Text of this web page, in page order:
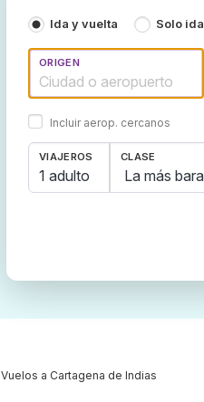
Ida y vuelta Solo ida
ORIGEN
Incluir aerop. cercanos
VIAJEROS
1 adulto
CLASE
Vuelos a Cartagena de Indias